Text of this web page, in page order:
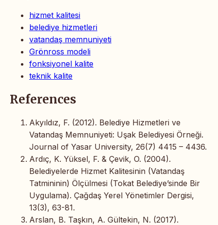
hizmet kalitesi
belediye hizmetleri
vatandaş memnuniyeti
Grönross modeli
fonksiyonel kalite
teknik kalite
References
Akyıldız, F. (2012). Belediye Hizmetleri ve
Vatandaş Memnuniyeti: Uşak Belediyesi Örneği.
Journal of Yasar University, 26(7) 4415 – 4436.
Ardıç, K. Yüksel, F. & Çevik, O. (2004).
Belediyelerde Hizmet Kalitesinin (Vatandaş
Tatmininin) Ölçülmesi (Tokat Belediye’sinde Bir
Uygulama). Çağdaş Yerel Yönetimler Dergisi,
13(3), 63-81.
Arslan, B. Taşkın, A. Gültekin, N. (2017).